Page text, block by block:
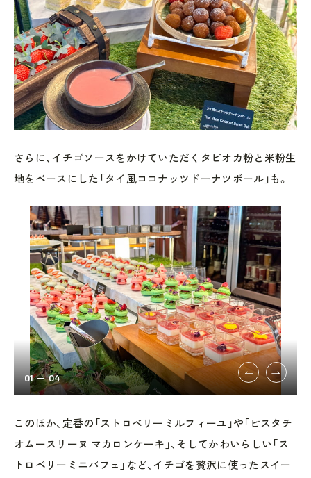
さらに、イチゴソースをかけていただくタピオカ粉と米粉生
地をベースにした「タイ風ココナッツドーナツボール」も。
01 04
このほか、定番の「ストロベリーミルフィーユ」や「ピスタチ
オムースリーヌ マカロンケーキ」、そしてかわいらしい「ス
トロベリーミニパフェ」など、イチゴを贅沢に使ったスイー